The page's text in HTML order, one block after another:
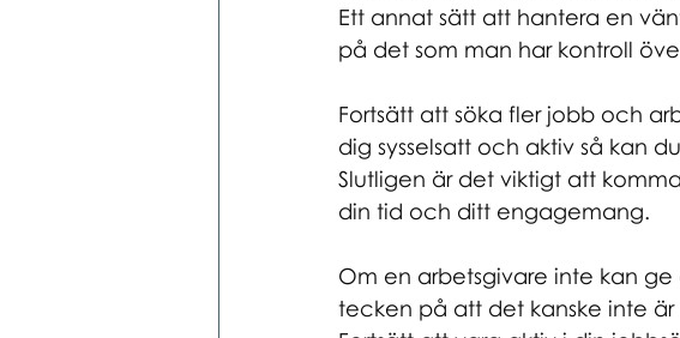
Ett annat sätt att hantera en
på det som man har kontroll
Fortsätt att söka fler jobb och
dig sysselsatt och aktiv så kan
Slutligen är det viktigt att
din tid och ditt engagemang.
Om en arbetsgivare inte kan
tecken på att det kanske inte